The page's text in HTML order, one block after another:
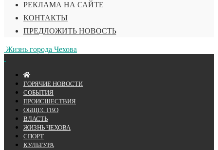
РЕКЛАМА НА САЙТЕ
КОНТАКТЫ
ПРЕДЛОЖИТЬ НОВОСТЬ
Жизнь города Чехова
ГОРЯЧИЕ НОВОСТИ
СОБЫТИЯ
ПРОИСШЕСТВИЯ
ОБЩЕСТВО
ВЛАСТЬ
ЖИЗНЬ ЧЕХОВА
СПОРТ
КУЛЬТУРА